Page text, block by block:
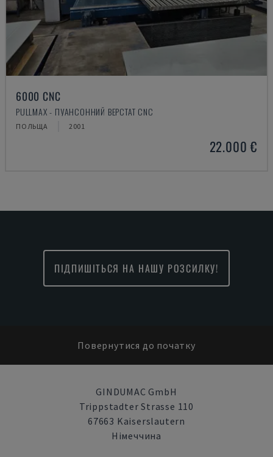
6000 CNC
PULLMAX - ПУАНСОННИЙ ВЕРСТАТ CNC
ПОЛЬЩА 2001
22.000 €
ПІДПИШІТЬСЯ НА НАШУ РОЗСИЛКУ!
Повернутися до початку
GINDUMAC GmbH
Trippstadter Strasse 110
67663 Kaiserslautern
Німеччина